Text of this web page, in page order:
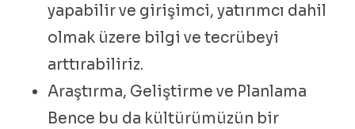
yapabilir ve girişimci, yatırımcı dahil
olmak üzere bilgi ve tecrübeyi
arttırabiliriz.
Araştırma, Geliştirme ve Planlama
Bence bu da kültürümüzün bir